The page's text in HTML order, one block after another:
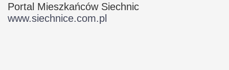
Portal Mieszkańców Siechnic
www.siechnice.com.pl